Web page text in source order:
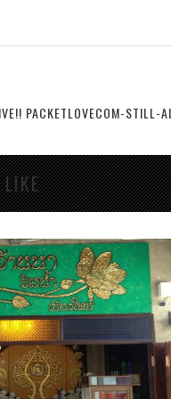
PACKETLOVECOM-STILL-